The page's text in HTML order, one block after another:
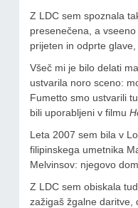
Z LDC sem spoznala
presenečena, a
prijeten in odprte
Všeč mi je bilo delati
ustvarila noro sceno:
Fumetto smo ustvarili
bili uporabljeni v filmu
Leta 2007 sem bila v
filipinskega umetnika
Melvinsov: njegovo
Z LDC sem obiskala
zažigaš žgalne daritve,